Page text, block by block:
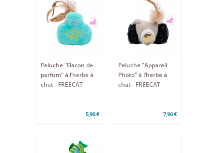
Peluche "Flacon de
parfum" à l’herbe à
chat - FREECAT
5,90 €
Peluche "Appareil
Photo" à l’herbe à
chat - FREECAT
7,90 €